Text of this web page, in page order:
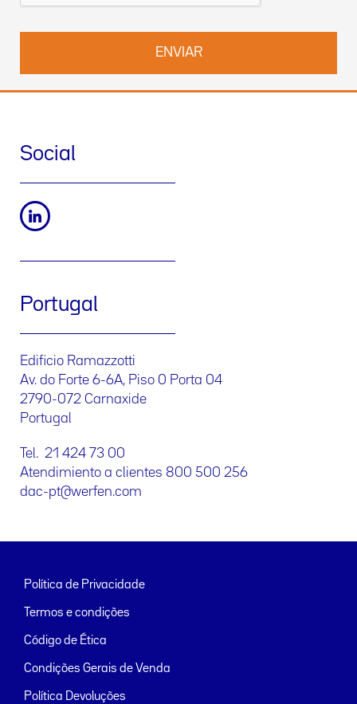
Social
Portugal
Edificio Ramazzotti
Av. do Forte 6-6A, Piso 0 Porta 04
2790-072 Carnaxide
Portugal
Tel. 21 424 73 00
Atendimiento a clientes 800 500 256
dac-pt@werfen.com
Política de Privacidade
Termos e condições
Código de Ética
Condições Gerais de Venda
Política Devoluções